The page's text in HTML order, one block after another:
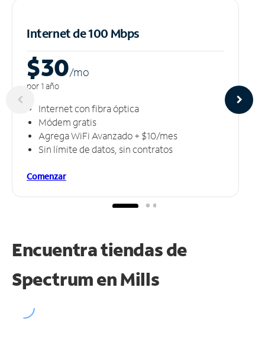
Internet de 100 Mbps
$30/mo
por 1 año
Internet con fibra óptica
Módem gratis
Agrega WiFi Avanzado + $10/mes
Sin límite de datos, sin contratos
Comenzar
Encuentra tiendas de
Spectrum enMills